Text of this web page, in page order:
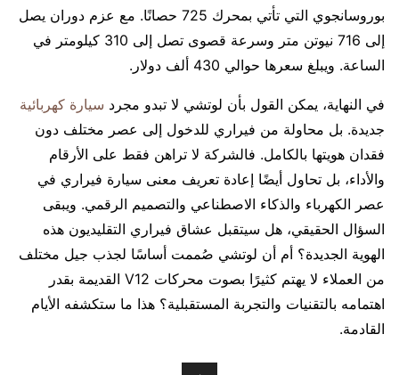
بوروسانجوي التي تأتي بمحرك 725 حصانًا. مع عزم دوران يصل
إلى 716 نيوتن متر وسرعة قصوى تصل إلى 310 كيلومتر في
الساعة. ويبلغ سعرها حوالي 430 ألف دولار.
في النهاية، يمكن القول بأن لوتشي لا تبدو مجرد سيارة كهربائية
جديدة. بل محاولة من فيراري للدخول إلى عصر مختلف دون
فقدان هويتها بالكامل. فالشركة لا تراهن فقط على الأرقام
والأداء، بل تحاول أيضًا إعادة تعريف معنى سيارة فيراري في
عصر الكهرباء والذكاء الاصطناعي والتصميم الرقمي. ويبقى
السؤال الحقيقي، هل سيتقبل عشاق فيراري التقليديون هذه
الهوية الجديدة؟ أم أن لوتشي صُممت أساسًا لجذب جيل مختلف
من العملاء لا يهتم كثيرًا بصوت محركات V12 القديمة بقدر
اهتمامه بالتقنيات والتجربة المستقبلية؟ هذا ما ستكشفه الأيام
القادمة.